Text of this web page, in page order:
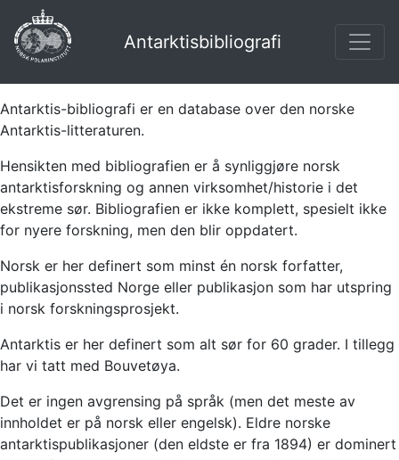
Antarktisbibliografi
Antarktis-bibliografi er en database over den norske
Antarktis-litteraturen.
Hensikten med bibliografien er å synliggjøre norsk
antarktisforskning og annen virksomhet/historie i det
ekstreme sør. Bibliografien er ikke komplett, spesielt ikke
for nyere forskning, men den blir oppdatert.
Norsk er her definert som minst én norsk forfatter,
publikasjonssted Norge eller publikasjon som har utspring
i norsk forskningsprosjekt.
Antarktis er her definert som alt sør for 60 grader. I tillegg
har vi tatt med Bouvetøya.
Det er ingen avgrensing på språk (men det meste av
innholdet er på norsk eller engelsk). Eldre norske
antarktispublikasjoner (den eldste er fra 1894) er dominert